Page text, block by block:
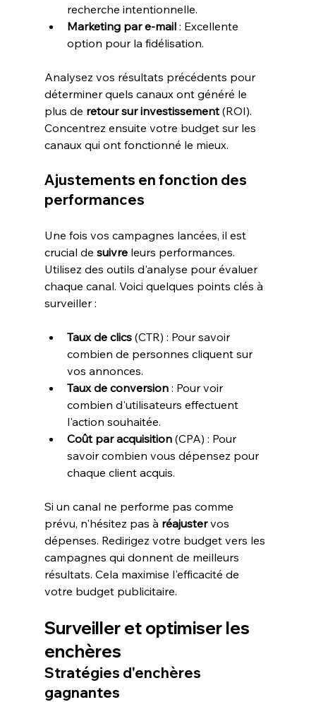
recherche intentionnelle.
Marketing par e-mail : Excellente
option pour la fidélisation.
Analysez vos résultats précédents pour
déterminer quels canaux ont généré le
plus de retour sur investissement (ROI).
Concentrez ensuite votre budget sur les
Ajustements en fonction des
performances
Une fois vos campagnes lancées, il est
crucial de suivre leurs performances.
Utilisez des outils d'analyse pour évaluer
chaque canal. Voici quelques points clés à
Taux de clics (CTR) : Pour savoir
combien de personnes cliquent sur
vos annonces.
Taux de conversion : Pour voir
combien d'utilisateurs effectuent
l'action souhaitée.
Coût par acquisition (CPA) : Pour
savoir combien vous dépensez pour
chaque client acquis.
Si un canal ne performe pas comme
prévu, n'hésitez pas à réajuster vos
dépenses. Redirigez votre budget vers les
campagnes qui donnent de meilleurs
résultats. Cela maximise l'efficacité de
Surveiller et optimiser les
enchères
Stratégies d'enchères
gagnantes